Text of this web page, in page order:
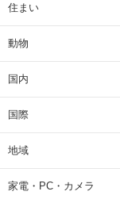
住まい
動物
国内
国際
地域
家電・PC・カメラ